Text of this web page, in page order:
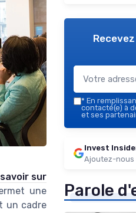
sur
une
un cadre
* En
contacté(e) à
et ses
Invest
Ajoutez-nous
Parole